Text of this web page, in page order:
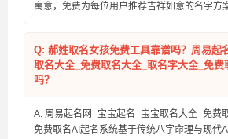
寓意，免费为每位用户推荐吉祥如意的名字方
Q: 郝姓取名女孩免费工具靠谱吗？周易起
取名大全_免费取名大全_取名字大全_免费
吗？
A: 周易起名网_宝宝起名_宝宝取名大全_免费
免费取名AI起名系统基于传统八字命理与现代